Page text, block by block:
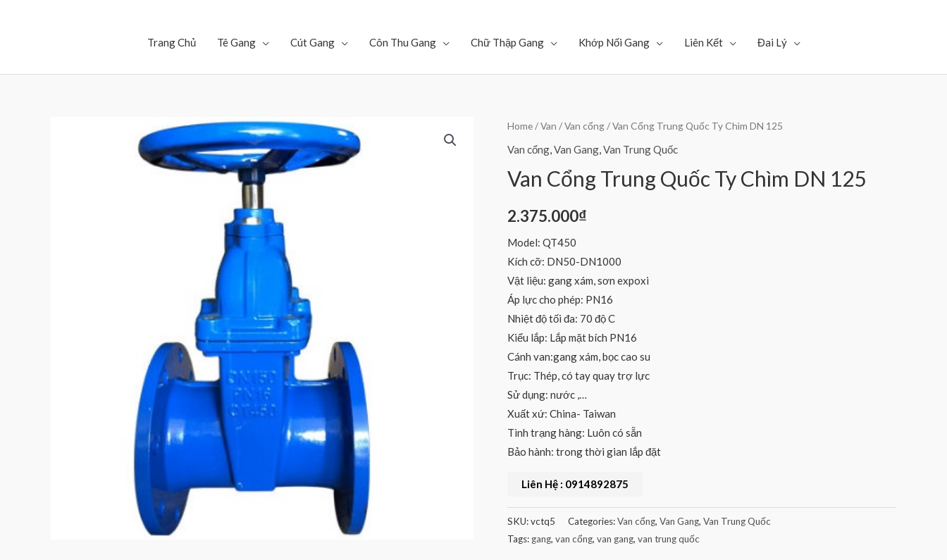
Trang Chủ Tê Gang Cút Gang Côn Thu Gang Chữ Thập Gang Khớp Nối Gang Liên Kết Đai Lý
Home/Van /Van cổng/ Van Cổng Trung Quốc Ty Chìm DN 125
Van cổng,Van Gang,Van Trung Quốc
Van Cổng Trung Quốc Ty Chìm DN 125
2.375.000₫
Model: QT450
Kích cỡ: DN50-DN1000
Vật liệu: gang xám, sơn expoxi
Áp lực cho phép: PN16
Nhiệt độ tối đa: 70 độ C
Kiểu lắp: Lắp mặt bích PN16
Cánh van:gang xám, bọc cao su
Trục: Thép, có tay quay trợ lực
Sử dụng: nước ,…
Xuất xứ: China- Taiwan
Tình trạng hàng: Luôn có sẵn
Bảo hành: trong thời gian lắp đặt
Liên Hệ : 0914892875
SKU:vctq5 Categories:Van cổng, Van Gang, Van Trung Quốc
Tags: gang, van cổng, van gang, van trung quốc